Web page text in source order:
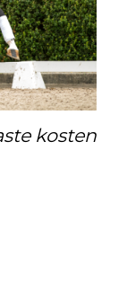
kosten